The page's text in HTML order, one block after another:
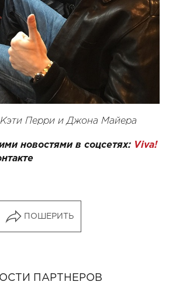
Перри и Джона Майера
новостями в соцсетях: Viva!
ПОШЕРИТЬ
ПАРТНЕРОВ